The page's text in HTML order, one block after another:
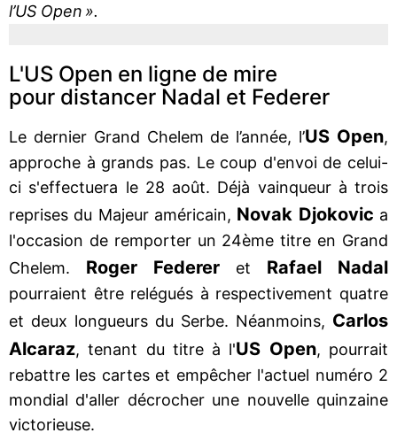
l’US Open ».
L'US Open en ligne de mire
pour distancer Nadal et Federer
Le dernier Grand Chelem de l’année, l’US Open,
approche à grands pas. Le coup d'envoi de celui-
ci s'effectuera le 28 août. Déjà vainqueur à trois
reprises du Majeur américain, Novak Djokovic a
l'occasion de remporter un 24ème titre en Grand
Chelem. Roger Federer et Rafael Nadal
pourraient être relégués à respectivement quatre
et deux longueurs du Serbe. Néanmoins, Carlos
Alcaraz, tenant du titre à l'US Open, pourrait
rebattre les cartes et empêcher l'actuel numéro 2
mondial d'aller décrocher une nouvelle quinzaine
victorieuse.